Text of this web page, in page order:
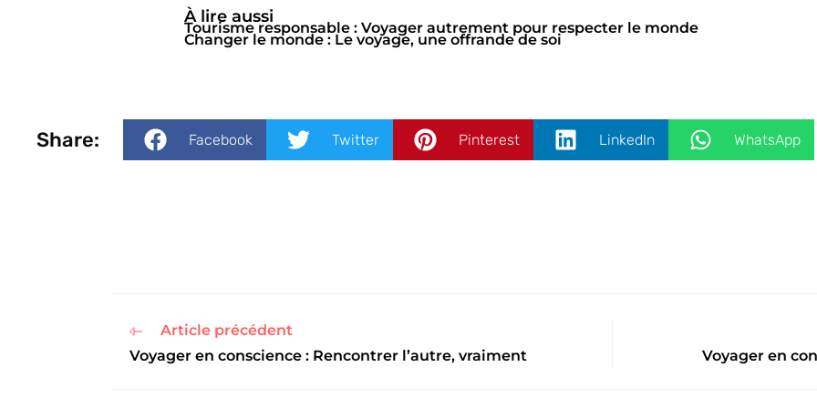
À lire aussi
Tourisme responsable : Voyager autrement pour respecter le monde
Changer le monde : Le voyage, une offrande de soi
Share: Facebook Twitter Pinterest LinkedIn WhatsApp
Article précédent
Voyager en conscience : Rencontrer l’autre, vraiment
Voyager en